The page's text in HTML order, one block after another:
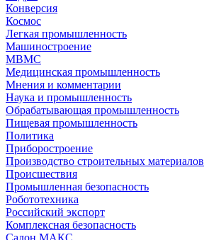
Конверсия
Космос
Легкая промышленность
Машиностроение
МВМС
Медицинская промышленность
Мнения и комментарии
Наука и промышленность
Обрабатывающая промышленность
Пищевая промышленность
Политика
Приборостроение
Производство строительных материалов
Происшествия
Промышленная безопасность
Робототехника
Российский экспорт
Комплексная безопасность
Салон МАКС